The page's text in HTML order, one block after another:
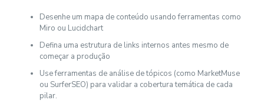
Desenhe um mapa de conteúdo usando ferramentas como
Miro ou Lucidchart
Defina uma estrutura de links internos antes mesmo de
começar a produção
Use ferramentas de análise de tópicos (como MarketMuse
ou SurferSEO) para validar a cobertura temática de cada
pilar.